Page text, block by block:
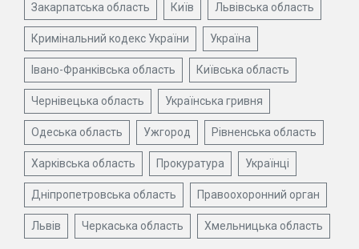
Закарпатська область Київ Львівська область
Кримінальний кодекс України Україна
Івано-Франківська область Київська область
Чернівецька область Українська гривня
Одеська область Ужгород Рівненська область
Харківська область Прокуратура Українці
Дніпропетровська область Правоохоронний орган
Львів Черкаська область Хмельницька область